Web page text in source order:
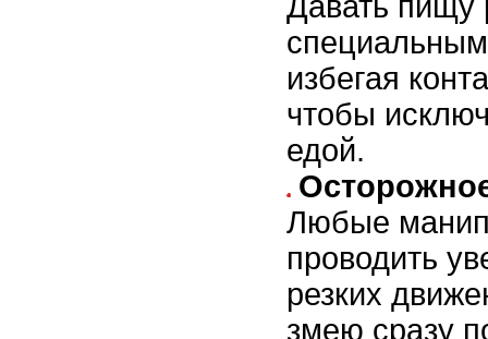
избегая
чтобы
едой.
Любые
проводить
резких
змею сразу